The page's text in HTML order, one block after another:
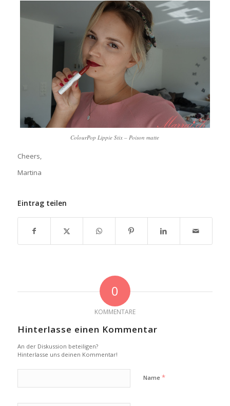
ColourPop Lippie Stix – Poison matte
Cheers,
Martina
Eintrag teilen
0
KOMMENTARE
Hinterlasse einen Kommentar
An der Diskussion beteiligen?
Hinterlasse uns deinen Kommentar!
Name *